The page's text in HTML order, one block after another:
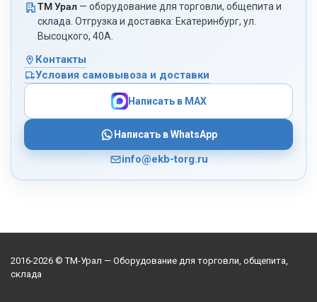
ТМ Урал — оборудование для торговли, общепита и
склада. Отгрузка и доставка: Екатеринбург, ул.
Высоцкого, 40А.
Контакты
Условия самовывоза и доставки
Написать в MAX
Написать в WhatsApp
info@ekb-torg.ru
2016-2026 © ТМ-Урал — Оборудование для торговли, общепита,
склада